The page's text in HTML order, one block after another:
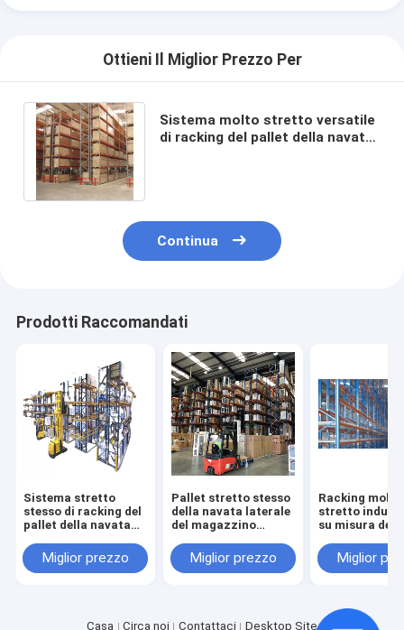
Ottieni Il Miglior Prezzo Per
Sistema molto stretto versatile
di racking del pallet della navata
Continua
Prodotti Raccomandati
Sistema stretto
stesso di racking del
pallet della navata
magazzino
Miglior prezzo
Pallet stretto stesso
della navata laterale
del magazzino
tormenta lo scaffale
selettivo del pallet
Miglior prezzo
Racking molto
stretto
su misura del
del magazzino
Miglior
Casa Circa noi Contattaci Desktop Site